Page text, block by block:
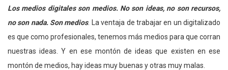
Los medios digitales son medios. No son ideas, no son recursos,
no son nada. Son medios. La ventaja de trabajar en un digitalizado
es que como profesionales, tenemos más medios para que corran
nuestras ideas. Y en ese montón de ideas que existen en ese
montón de medios, hay ideas muy buenas y otras muy malas.